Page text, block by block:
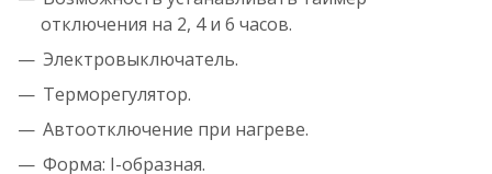
отключения на 2, 4 и 6 часов.
Электровыключатель.
Терморегулятор.
Автоотключение при нагреве.
Форма: I-образная.